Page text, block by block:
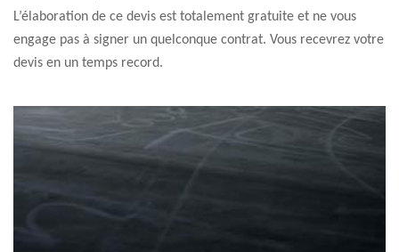
L’élaboration de ce devis est totalement gratuite et ne vous
engage pas à signer un quelconque contrat. Vous recevrez votre
devis en un temps record.